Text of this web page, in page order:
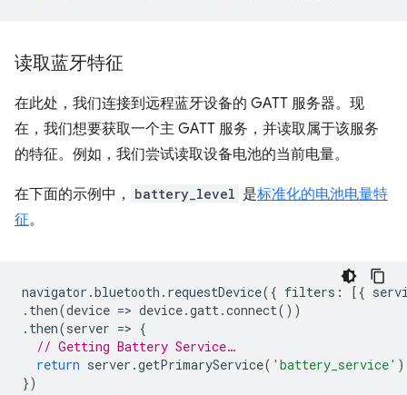
读取蓝牙特征
在此处，我们连接到远程蓝牙设备的 GATT 服务器。现
在，我们想要获取一个主 GATT 服务，并读取属于该服务
的特征。例如，我们尝试读取设备电池的当前电量。
在下面的示例中， battery_level 是标准化的电池电量特
征。
navigator .bluetooth . requestDevice({ filters : [{
. then(device => device.gatt.connect())
. then(server => {
// Getting Battery Service…
return server .getPrimaryService( 'battery_service'
})